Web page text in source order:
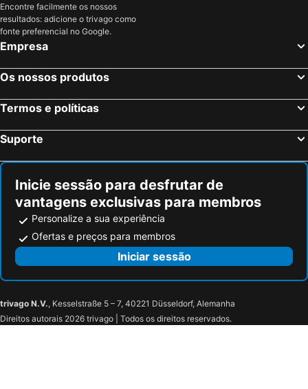
Gasthaus Jakober
Encontre facilmente os nossos
resultados: adicione o trivago como
fonte preferencial no Google.
Empresa
Os nossos produtos
Termos e políticas
Suporte
Inicie sessão para desfrutar de
vantagens exclusivas para membros
Personalize a sua experiência
Ofertas e preços para membros
Iniciar sessão
trivago N.V., Kesselstraße 5 – 7, 40221 Düsseldorf, Alemanha
Direitos autorais 2026 trivago | Todos os direitos reservados.